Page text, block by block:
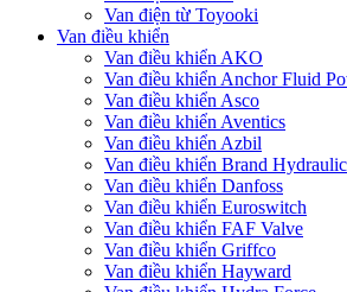
Van điện từ Toyooki
Van điều khiển
Van điều khiển AKO
Van điều khiển Anchor Fluid
Van điều khiển Asco
Van điều khiển Aventics
Van điều khiển Azbil
Van điều khiển Brand
Van điều khiển Danfoss
Van điều khiển Euroswitch
Van điều khiển FAF Valve
Van điều khiển Griffco
Van điều khiển Hayward